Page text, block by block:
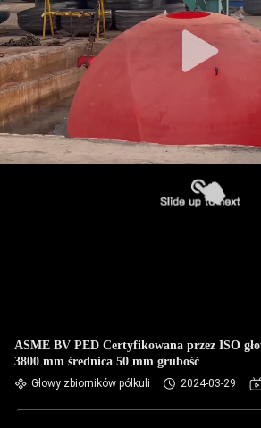
ASME BV PED Certyfikowana przez ISO
3800 mm średnica 50 mm grubość
Głowy zbiorników półkuli 2024-03-29